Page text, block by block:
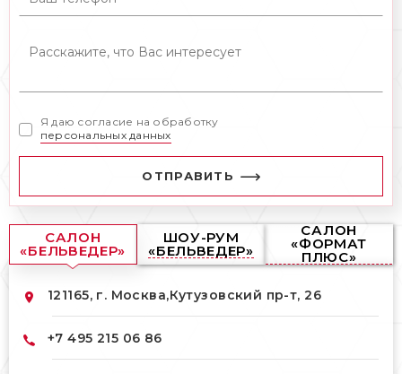
Я даю согласие на обработку
персональных данных
ОТПРАВИТЬ
САЛОН
«БЕЛЬВЕДЕР»
ШОУ-РУМ
«БЕЛЬВЕДЕР»
САЛОН
«ФОРМАТ
ПЛЮС»
121165, г. Москва,Кутузовский пр-т, 26
+7 495 215 06 86